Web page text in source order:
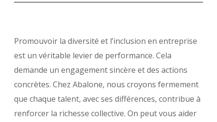
Promouvoir la diversité et l’inclusion en entreprise
est un véritable levier de performance. Cela
demande un engagement sincère et des actions
concrètes. Chez Abalone, nous croyons fermement
que chaque talent, avec ses différences, contribue à
renforcer la richesse collective. On peut vous aider